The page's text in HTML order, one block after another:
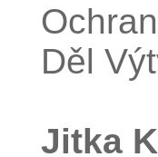
Děl
Jitka